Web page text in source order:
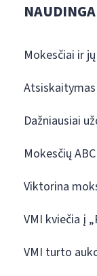
NAUDINGA
Mokesčiai ir
Dažniausiai
Mokesčių ABC
Viktorina
VMI kviečia į
VMI turto